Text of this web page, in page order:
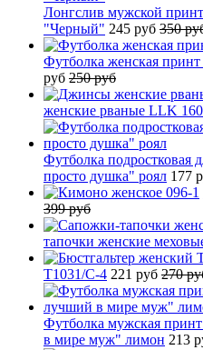
Лонгслив мужской
"Черный" 245 руб 350
Футболка женская
руб 250 руб
женские рваные LLK
Футболка подростковая
просто душка" роял 177
399 руб
тапочки женские
T1031/C-4 221 руб 270
Футболка мужская
в мире муж" лимон 213